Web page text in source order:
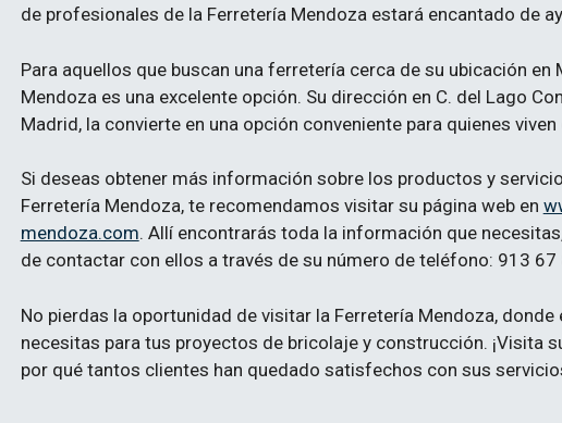
de profesionales de la Ferretería Mendoza estará encantado de
Para aquellos que buscan una ferretería cerca de su ubicación en
Mendoza es una excelente opción. Su dirección en C. del Lago
Madrid, la convierte en una opción conveniente para quienes viven
Si deseas obtener más información sobre los productos y
Ferretería Mendoza, te recomendamos visitar su página web en
mendoza.com. Allí encontrarás toda la información que
de contactar con ellos a través de su número de teléfono: 913 67
No pierdas la oportunidad de visitar la Ferretería Mendoza,
necesitas para tus proyectos de bricolaje y construcción. ¡Visita
por qué tantos clientes han quedado satisfechos con sus